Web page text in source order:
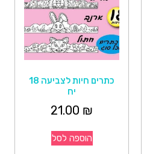
כתרים חיות לצביעה 18
יח
21.00 ₪
הוספה לסל